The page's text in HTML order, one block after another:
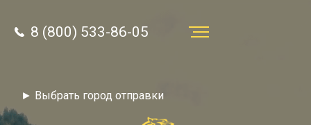
► Выбрать город отправки
8 (800) 533-86-05